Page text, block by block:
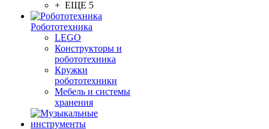
+ ЕЩЕ 5
Робототехника
LEGO
Конструкторы и
робототехника
Кружки
робототехники
Мебель и системы
хранения